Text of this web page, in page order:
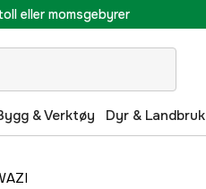
eller momsgebyrer
& Verktøy Dyr & Landbruk